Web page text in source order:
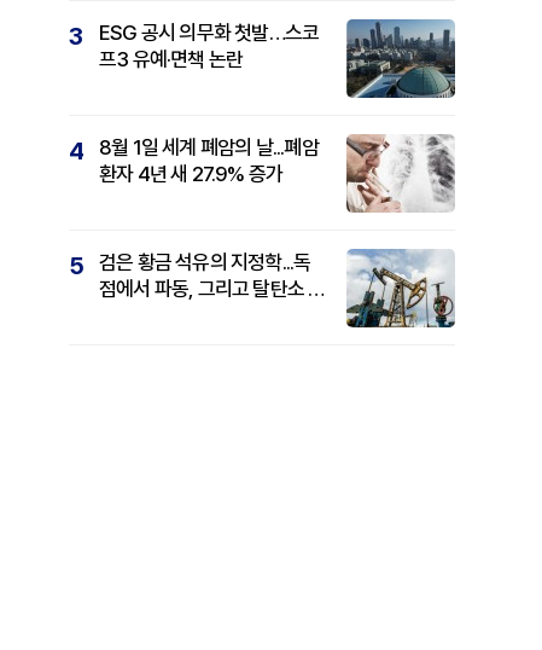
3
ESG 공시 의무화 첫발…스코
프3 유예·면책 논란
4
8월 1일 세계 폐암의 날...폐암
환자 4년 새 27.9% 증가
5
검은 황금 석유의 지정학...독
점에서 파동, 그리고 탈탄소 패